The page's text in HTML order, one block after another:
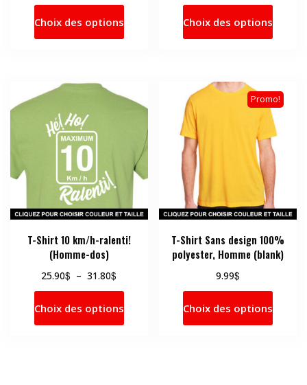
25.90$
à
Choix des options
Ce
produit
a
options
choisies
sur
page
du
produit
25.90$
à
Choix des options
Ce
a
Les
être
sur
la
page
du
T-Shirt 10 km/h-ralenti!
(Homme-dos)
25.90$ – 31.80$
de
25.90$
à
Choix des options
Ce
produit
a
Promo!
T-Shirt Sans design 100%
polyester, Homme (blank)
9.99$
Choix des options
Ce
a